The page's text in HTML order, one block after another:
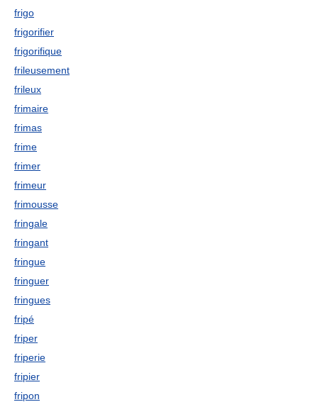
frigo
frigorifier
frigorifique
frileusement
frileux
frimaire
frimas
frime
frimer
frimeur
frimousse
fringale
fringant
fringue
fringuer
fringues
fripé
friper
friperie
fripier
fripon